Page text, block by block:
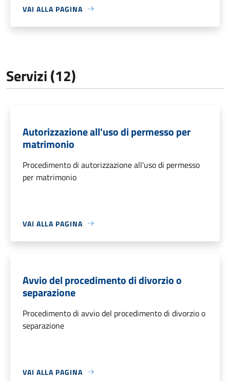
VAI ALLA PAGINA
Servizi (12)
Autorizzazione all'uso di permesso per
matrimonio
Procedimento di autorizzazione all'uso di permesso
per matrimonio
VAI ALLA PAGINA
Avvio del procedimento di divorzio o
separazione
Procedimento di avvio del procedimento di divorzio o
separazione
VAI ALLA PAGINA